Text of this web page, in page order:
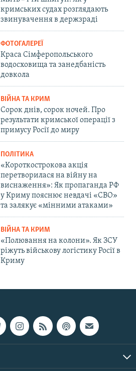
кримських судах розглядають
звинувачення в держзраді
ФОТОГАЛЕРЕЇ
Краса Сімферопольського
водосховища та занедбаність
довкола
ВІЙНА ТА КРИМ
Сорок днів, сорок ночей. Про
результати кримської операції з
примусу Росії до миру
ПОЛІТИКА
«Короткострокова акція
перетворилася на війну на
виснаження»: Як пропаганда РФ
у Криму пояснює невдачі «СВО»
та залякує «мінними атаками»
ВІЙНА ТА КРИМ
«Полювання на колони». Як ЗСУ
ріжуть військову логістику Росії в
Криму